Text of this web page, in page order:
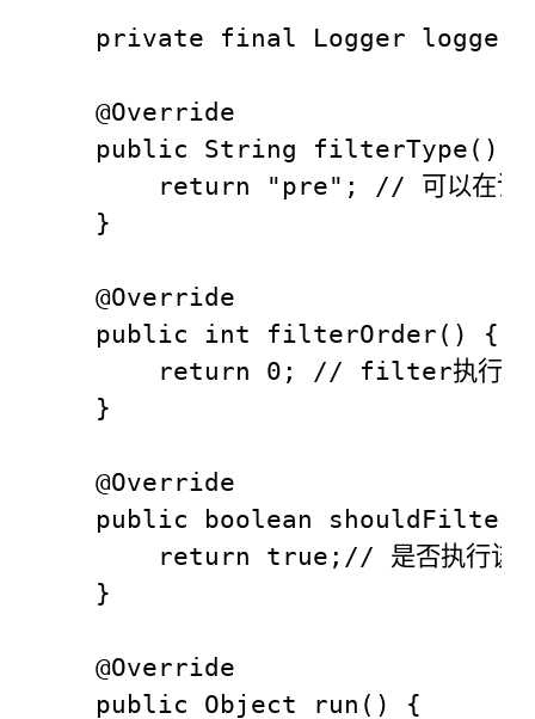
private final Logger logger
    @Override
    public String filterType() {
return "pre"; // 可以在请
    }
    @Override
    public int filterOrder() {
return 0; // filter执行顺序
    }
    @Override
public boolean
return true;// 是否执行该过
    }
    @Override
    public Object run() {